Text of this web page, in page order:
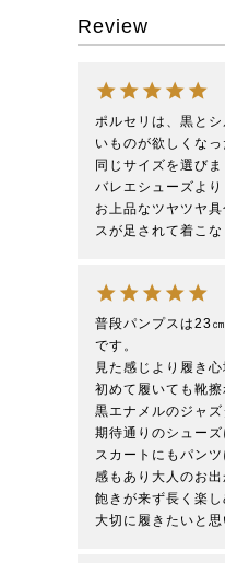
Review
ポルセリは、黒と
いものが欲しくな
同じサイズを選びま
バレエシューズよ
お上品なツヤツヤ
スが足されて着こ
普段パンプスは23
です。
見た感じより履き
初めて履いても靴擦
黒エナメルのジャ
期待通りのシューズ
スカートにもパン
感もあり大人のお出
飽きが来ず長く楽
大切に履きたいと思